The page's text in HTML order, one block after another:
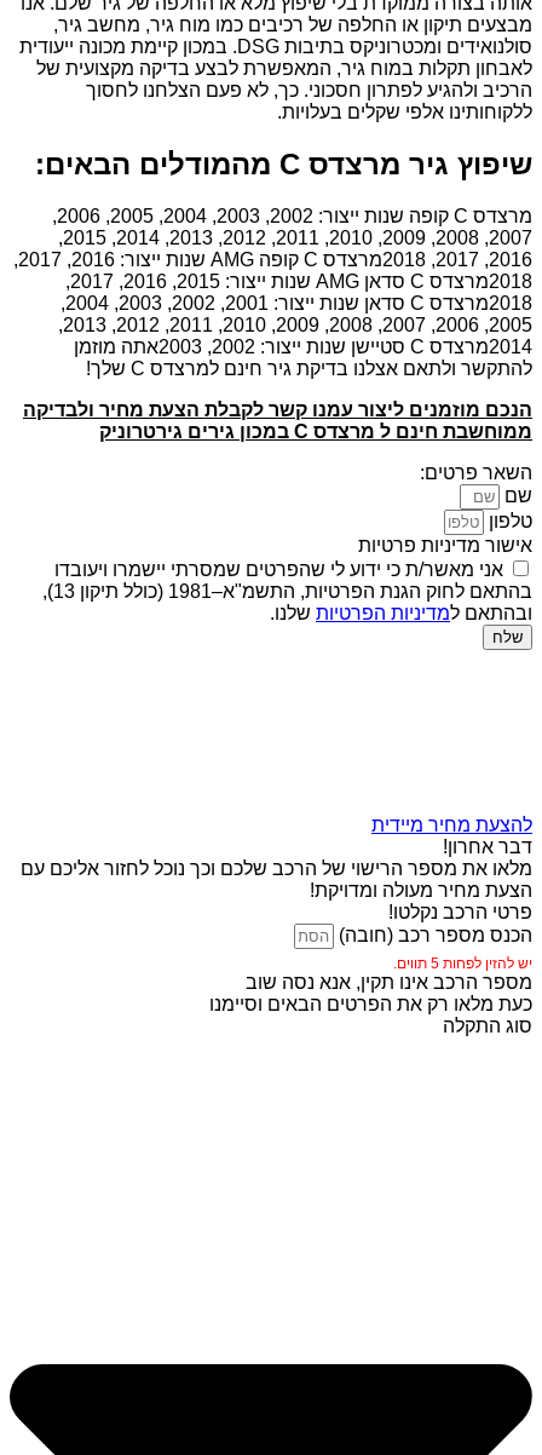
מבצעים תיקון או החלפה של רכיבים כמו מוח גיר, מחשב גיר,
סולנואידים ומכטרוניקס בתיבות DSG. במכון קיימת מכונה ייעודית
לאבחון תקלות במוח גיר, המאפשרת לבצע בדיקה מקצועית של
הרכיב ולהגיע לפתרון חסכוני. כך, לא פעם הצלחנו לחסוך
ללקוחותינו אלפי שקלים בעלויות.
שיפוץ גיר מרצדס C מהמודלים הבאים:
מרצדס C קופה שנות ייצור: 2002, 2003, 2004, 2005, 2006,
2007, 2008, 2009, 2010, 2011, 2012, 2013, 2014, 2015,
2016, 2017, 2018מרצדס C קופה AMG שנות ייצור: 2016, 2017,
2018מרצדס C סדאן AMG שנות ייצור: 2015, 2016, 2017,
2018מרצדס C סדאן שנות ייצור: 2001, 2002, 2003, 2004,
2005, 2006, 2007, 2008, 2009, 2010, 2011, 2012, 2013,
2014מרצדס C סטיישן שנות ייצור: 2002, 2003אתה מוזמן
להתקשר ולתאם אצלנו בדיקת גיר חינם למרצדס C שלך!
הנכם מוזמנים ליצור עמנו קשר לקבלת הצעת מחיר ולבדיקה
ממוחשבת חינם ל מרצדס C במכון גירים גירטרוניק
השאר פרטים:
שם
טלפון
אישור מדיניות פרטיות
אני מאשר/ת כי ידוע לי שהפרטים שמסרתי יישמרו ויעובדו
בהתאם לחוק הגנת הפרטיות, התשמ"א–1981 (כולל תיקון 13),
ובהתאם למדיניות הפרטיות שלנו.
שלח
להצעת מחיר מיידית
דבר אחרון!
מלאו את מספר הרישוי של הרכב שלכם וכך נוכל לחזור אליכם עם
הצעת מחיר מעולה ומדויקת!
פרטי הרכב נקלטו!
הכנס מספר רכב (חובה)
יש להזין לפחות 5 תווים.
מספר הרכב אינו תקין, אנא נסה שוב
כעת מלאו רק את הפרטים הבאים וסיימנו
סוג התקלה